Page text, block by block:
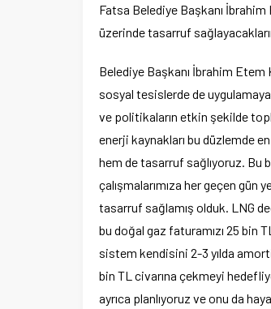
Fatsa Belediye Başkanı
üzerinde tasarruf
Belediye Başkanı İbrahim
sosyal tesislerde de uygulamaya
ve politikaların etkin şekilde
enerji kaynakları bu düzlemde
hem de tasarruf sağlıyoruz. Bu
çalışmalarımıza her geçen
tasarruf sağlamış olduk. LNG
bu doğal gaz faturamızı 25 bin
sistem kendisini 2-3 yılda
bin TL civarına çekmeyi
ayrıca planlıyoruz ve onu da